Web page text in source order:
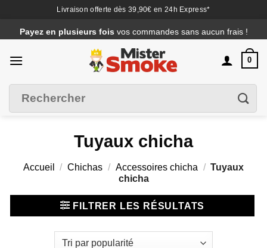
Livraison offerte dès 39,90€ en 24h Express*
au
contenu
Payez en plusieurs fois vos commandes sans aucun frais !
0
pour :
Tuyaux chicha
Accueil / Chichas / Accessoires chicha / Tuyaux
chicha
FILTRER LES RÉSULTATS